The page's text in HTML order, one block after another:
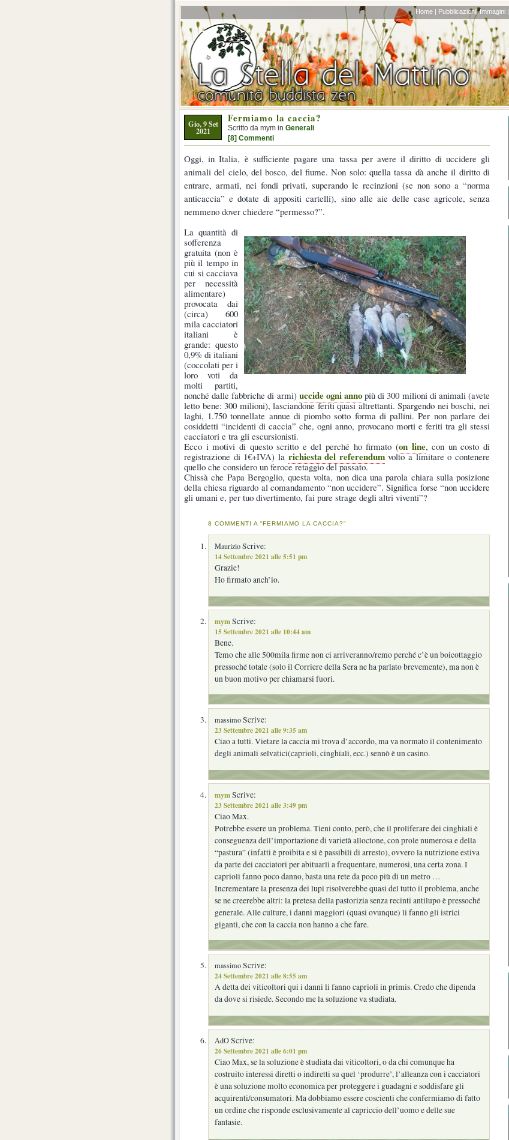
Home | Pubblicazioni| Immagini |
Gio, 9 Set
2021
Fermiamo la caccia?
Scritto da mym in Generali
[8] Commenti
Oggi, in Italia, è sufficiente pagare una tassa per avere il diritto di uccidere gli
animali del cielo, del bosco, del fiume. Non solo: quella tassa dà anche il diritto di
entrare, armati, nei fondi privati, superando le recinzioni (se non sono a “norma
anticaccia” e dotate di appositi cartelli), sino alle aie delle case agricole, senza
nemmeno dover chiedere “permesso?”.
La quantità di
sofferenza
gratuita (non è
più il tempo in
cui si cacciava
per necessità
alimentare)
provocata dai
(circa) 600
mila cacciatori
italiani è
grande: questo
0,9% di italiani
(coccolati per i
loro voti da
molti partiti,
nonché dalle fabbriche di armi) uccide ogni anno più di 300 milioni di animali (avete
letto bene: 300 milioni), lasciandone feriti quasi altrettanti. Spargendo nei boschi, nei
laghi, 1.750 tonnellate annue di piombo sotto forma di pallini. Per non parlare dei
cosiddetti “incidenti di caccia” che, ogni anno, provocano morti e feriti tra gli stessi
cacciatori e tra gli escursionisti.
Ecco i motivi di questo scritto e del perché ho firmato (on line, con un costo di
registrazione di 1€+IVA) la richiesta del referendumvolto a limitare o contenere
quello che considero un feroce retaggio del passato.
Chissà che Papa Bergoglio, questa volta, non dica una parola chiara sulla posizione
della chiesa riguardo al comandamento “non uccidere”. Significa forse “non uccidere
gli umani e, per tuo divertimento, fai pure strage degli altri viventi”?
8 COMMENTI A “FERMIAMO LA CACCIA?”
MaurizioScrive:
14 Settembre 2021 alle 5:51 pm
Grazie!
Ho firmato anch’io.
mymScrive:
15 Settembre 2021 alle 10:44 am
Bene.
Temo che alle 500mila firme non ci arriveranno/remo perché c’è un boicottaggio
pressoché totale (solo il Corriere della Sera ne ha parlato brevemente), ma non è
un buon motivo per chiamarsi fuori.
massimoScrive:
23 Settembre 2021 alle 9:35 am
Ciao a tutti. Vietare la caccia mi trova d’accordo, ma va normato il contenimento
degli animali selvatici(caprioli, cinghiali, ecc.) sennò è un casino.
mymScrive:
23 Settembre 2021 alle 3:49 pm
Ciao Max.
Potrebbe essere un problema. Tieni conto, però, che il proliferare dei cinghiali è
conseguenza dell’importazione di varietà alloctone, con prole numerosa e della
“pastura” (infatti è proibita e si è passibili di arresto), ovvero la nutrizione estiva
da parte dei cacciatori per abituarli a frequentare, numerosi, una certa zona. I
caprioli fanno poco danno, basta una rete da poco più di un metro …
Incrementare la presenza dei lupi risolverebbe quasi del tutto il problema, anche
se ne creerebbe altri: la pretesa della pastorizia senza recinti antilupo è pressoché
generale. Alle culture, i danni maggiori (quasi ovunque) li fanno gli istrici
giganti, che con la caccia non hanno a che fare.
massimoScrive:
24 Settembre 2021 alle 8:55 am
A detta dei viticoltori qui i danni li fanno caprioli in primis. Credo che dipenda
da dove si risiede. Secondo me la soluzione va studiata.
AdOScrive:
26 Settembre 2021 alle 6:01 pm
Ciao Max, se la soluzione è studiata dai viticoltori, o da chi comunque ha
costruito interessi diretti o indiretti su quel ‘produrre’, l’alleanza con i cacciatori
è una soluzione molto economica per proteggere i guadagni e soddisfare gli
acquirenti/consumatori. Ma dobbiamo essere coscienti che confermiamo di fatto
un ordine che risponde esclusivamente al capriccio dell’uomo e delle sue
fantasie.